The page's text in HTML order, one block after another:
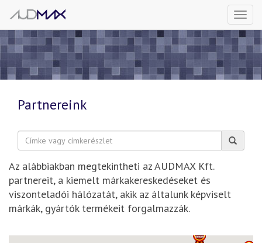
Partnereink
Keresés:
Az alábbiakban megtekintheti az AUDMAX Kft.
partnereit, a kiemelt márkakereskedéseket és
viszonteladói hálózatát, akik az általunk képviselt
márkák, gyártók termékeit forgalmazzák.